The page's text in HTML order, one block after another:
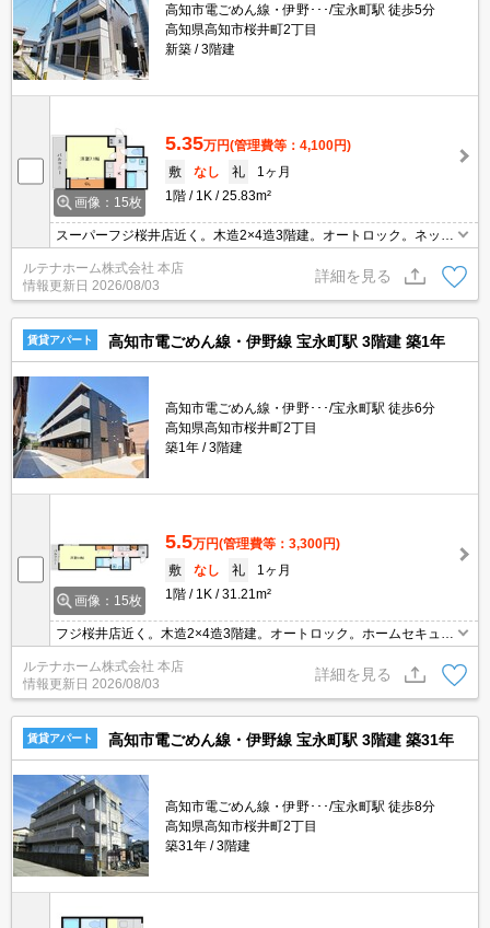
高知市電ごめん線・伊野･･･/宝永町駅 徒歩5分
高知県高知市桜井町2丁目
新築
3階建
画像：15枚
5.35万円(管理費等：4,100円)
敷
なし 礼
1ヶ月
1階
1K 25.83m²
スーパーフジ桜井店近く。木造2×4造3階建。オートロック。ネット
接続無料。BS・CS対応。都市ガス対応。宅配BOX完備。敷金ゼ
ロ。連帯保証人不要。家賃保証会社要加入。クレジット支払可。
ルテナホーム株式会社 本店
情報更新日 2026/08/03
詳細を見る
賃貸アパート 高知市電ごめん線・伊野線 宝永町駅 3階建 築1年
高知市電ごめん線・伊野･･･/宝永町駅 徒歩6分
高知県高知市桜井町2丁目
築1年
3階建
画像：15枚
5.5万円(管理費等：3,300円)
敷
なし 礼
1ヶ月
1階
1K 31.21m²
フジ桜井店近く。木造2×4造3階建。オートロック。ホームセキュリ
ティ完備。ネット接続無料。宅配BOX。防犯カメラ。敷金ゼロ。連
帯保証人不要。家賃保証会社要加入。クレジット支払可。
ルテナホーム株式会社 本店
情報更新日 2026/08/03
詳細を見る
賃貸アパート 高知市電ごめん線・伊野線 宝永町駅 3階建 築31年
高知市電ごめん線・伊野･･･/宝永町駅 徒歩8分
高知県高知市桜井町2丁目
築31年
3階建